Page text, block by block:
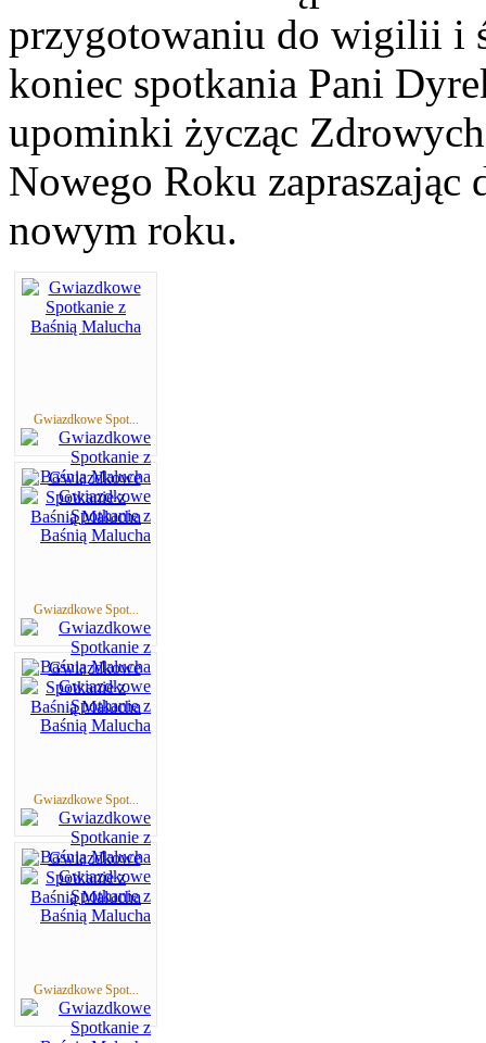
przygotowaniu do wigilii i
koniec spotkania Pani
upominki życząc
Nowego Roku
nowym roku.
Gwiazdkowe Spot...
Gwiazdkowe Spot...
Gwiazdkowe Spot...
Gwiazdkowe Spot...